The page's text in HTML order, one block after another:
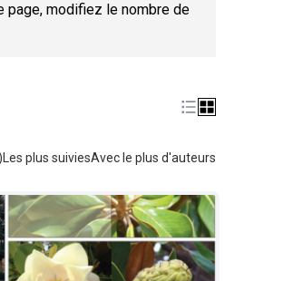
modifiez le nombre de
Les plus suiviesAvec le plus d'auteurs